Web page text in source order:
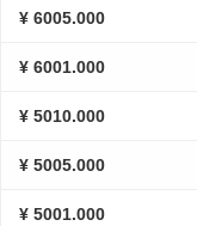
¥ 6005.000
¥ 6001.000
¥ 5010.000
¥ 5005.000
¥ 5001.000